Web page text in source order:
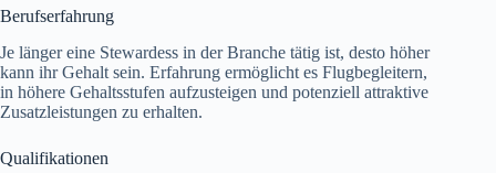
Berufserfahrung
Je länger eine Stewardess in der Branche tätig ist, desto höher
kann ihr Gehalt sein. Erfahrung ermöglicht es Flugbegleitern,
in höhere Gehaltsstufen aufzusteigen und potenziell attraktive
Zusatzleistungen zu erhalten.
Qualifikationen